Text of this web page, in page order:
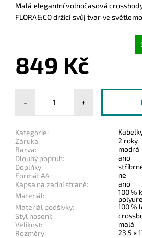
Malá elegantní volnočasová
FLORA&CO držící svůj tvar ve
849 Kč
- +
Kategorie:
Záruka:
2 roky
Barva:
modrá
Dlouhý popruh:
ano
Doplňky:
Formát A4:
ne
Kapsa na zadní straně:
ano
Materiál:
100 %
Materiál podšívky:
100 %
Styl nosení:
Velikost:
malá
Rozměry:
23,5 x